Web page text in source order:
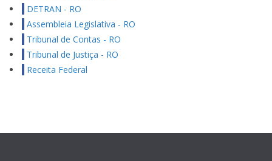
DETRAN - RO
Assembleia Legislativa - RO
Tribunal de Contas - RO
Tribunal de Justiça - RO
Receita Federal